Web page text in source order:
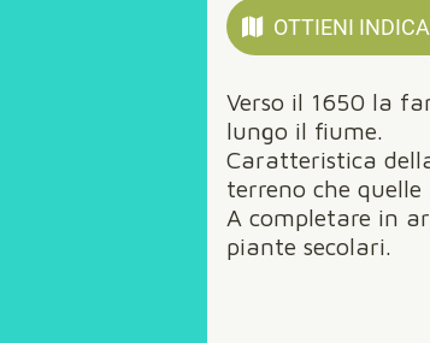
OTTIENI
Verso il 1650 la
lungo il fiume.
Caratteristica
terreno che
A completare in
piante secolari.